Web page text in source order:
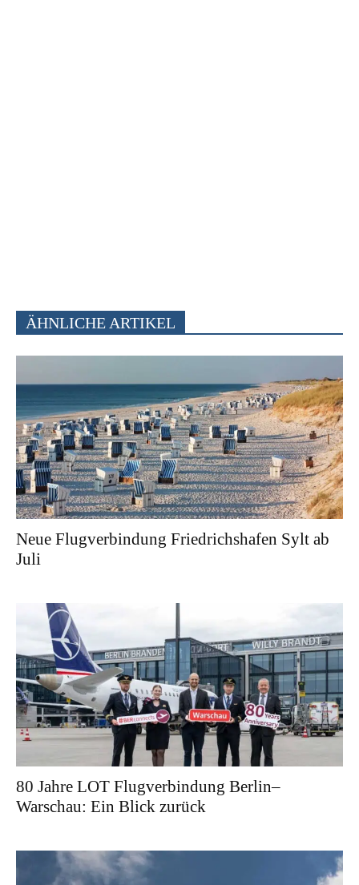
ÄHNLICHE ARTIKEL
Neue Flugverbindung Friedrichshafen Sylt ab
Juli
80 Jahre LOT Flugverbindung Berlin–
Warschau: Ein Blick zurück